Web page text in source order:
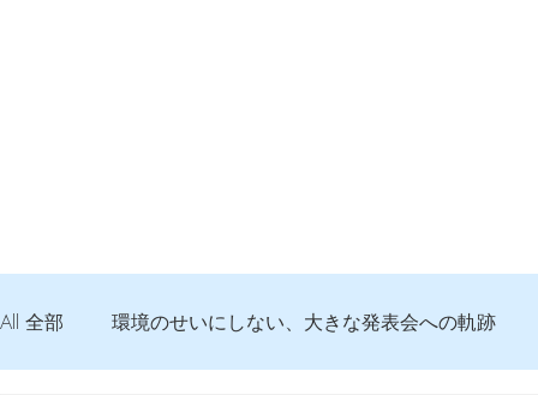
All 全部 環境のせいにしない、大きな発表会への軌跡